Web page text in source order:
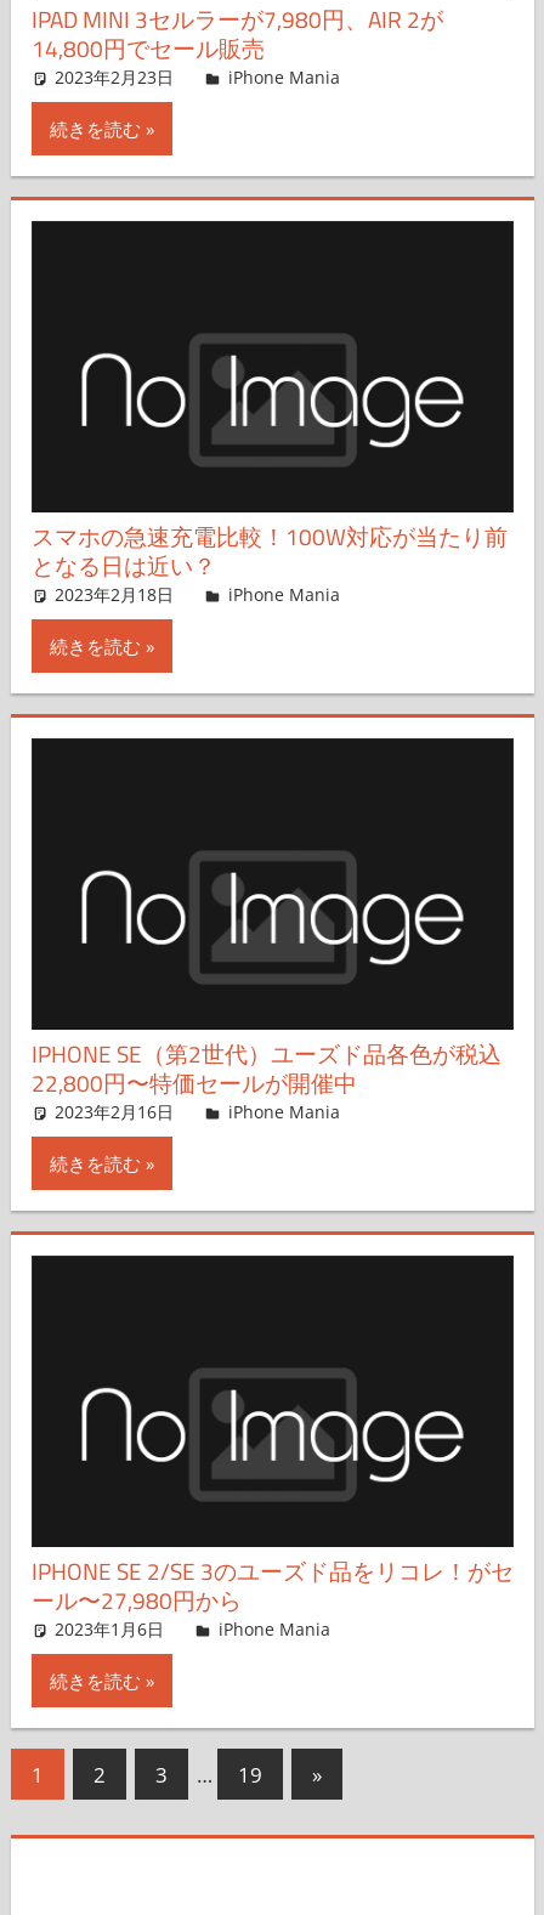
IPAD MINI 3セルラーが7,980円、AIR 2が
14,800円でセール販売
2023年2月23日 iPhone Mania
iPhone Mania
続きを読む
スマホの急速充電比較！100W対応が当たり前
となる日は近い？
2023年2月18日 iPhone Mania
iPhone Mania
続きを読む
IPHONE SE（第2世代）ユーズド品各色が税込
22,800円〜特価セールが開催中
2023年2月16日 iPhone Mania
iPhone Mania
続きを読む
IPHONE SE 2/SE 3のユーズド品をリコレ！がセ
ール〜27,980円から
2023年1月6日 iPhone Mania
iPhone Mania
続きを読む
投
1 2 3 … 19
次
の
記
»